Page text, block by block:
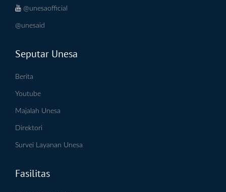
@unesaofficial
@unesaid
Seputar Unesa
Berita
Youtube
Majalah Unesa
Direktori
Survei Layanan Unesa
Fasilitas